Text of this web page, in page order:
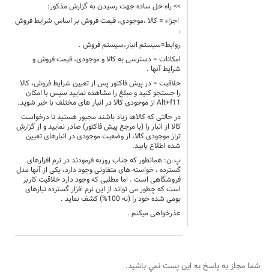
>> راه حل ساده جهت رسیدن به گزارش مذکور:
اجزاء = کالا ،موجودی، قیمت فروش بر اساس شرایط فروش
.
روابط=سیستم انبار،سیستم فروش .
امکانات = دسترسی به کالا و موجودی، قیمت فروش و
شرایط آنها .
خلاقیت = در پیش فاکتور پس از تعیین شرایط فروش، کالا
را جستجو کنید و مبلغ را مشاهده نمایید سپس با امکان
Alt+f11 از موجودی کالا در انبار های مختلف با خبر شوید.
در حالتی که کالاها زیاد باشند مجبور هستید تا درخواست
کالا از انبار را (با مرجع پیش فاکتور) صادر نمایید و از گزارش
تراز موجودی کالا، از وضعیت موجودی در انبارهای تعیین
شده اطلاع یابید.
پ.ن: همانطور که جناب روزبه فرمودند در نرم افزارهای
گسترده ، خواسته های متفاوتی وجود دارد، یکی از آنها مدل
فروشگاهی است . اما مطلبی که وجود دارد خلاقیت کاربر
است که چطور می تواند از این نرم افزار گسترده نیازهای
بومی شده خود را (نه 100%) کشف نماید .
عذرخواهی میکنم .
شما مجاز به پاسخ به اين پست نمي باشيد.